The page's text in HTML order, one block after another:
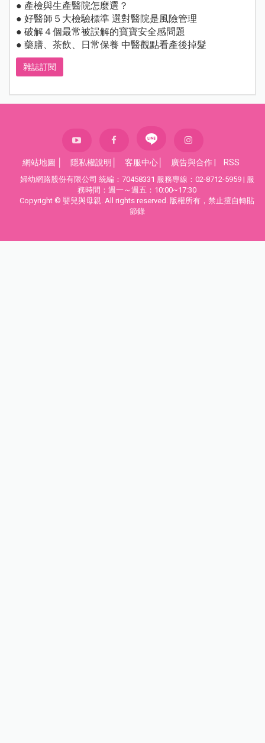
● 產檢與生產醫院怎麼選？
● 好醫師５大檢驗標準 選對醫院是風險管理
● 破解４個最常被誤解的寶寶安全感問題
● 藥膳、茶飲、日常保養 中醫觀點看產後掉髮
雜誌訂閱
網站地圖 隱私權說明 客服中心 廣告與合作 RSS
婦幼網路股份有限公司 統編：70458331 服務專線：02-8712-5959 | 服
務時間：週一～週五：10:00~17:30
Copyright © 嬰兒與母親. All rights reserved. 版權所有，禁止擅自轉貼
節錄